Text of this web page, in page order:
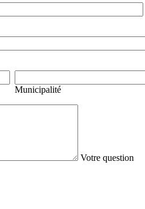
Municipalité
Votre question